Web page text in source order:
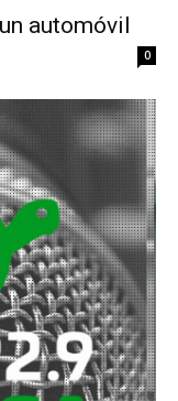
automóvil
0